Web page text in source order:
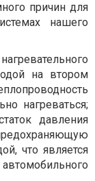
причин для
нашего
на втором
нагреваться;
давления
что является